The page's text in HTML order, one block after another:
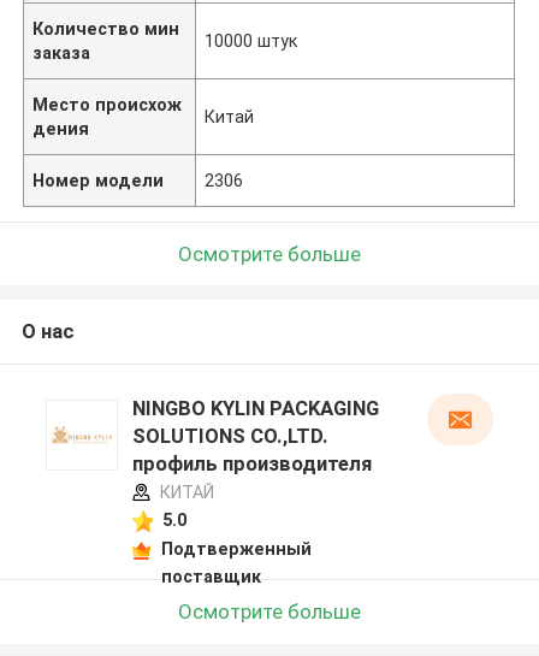
Количество мин
заказа
10000 штук
Место происхож
дения
Китай
Номер модели 2306
Осмотрите больше
О нас
NINGBO KYLIN PACKAGING
SOLUTIONS CO.,LTD.
профиль производителя
КИТАЙ
5.0
Подтверженный
поставщик
Осмотрите больше